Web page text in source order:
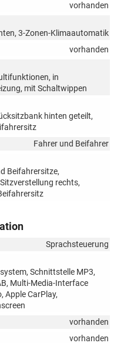
vorhanden
3-Zonen-Klimaautomatik
vorhanden
in
mit Schaltwippen
hinten geteilt,
Fahrer und Beifahrer
Beifahrersitze,
rechts,
Sprachsteuerung
Schnittstelle MP3,
Multi-Media-Interface
Apple CarPlay,
vorhanden
vorhanden